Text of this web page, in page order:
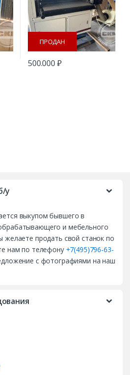
ПРОДАН
500.000 ₽
у
выкупом бывшего в
и мебельного
желаете продать свой станок по
нам по телефону +7(495)796-63-
с фотографиями на наш